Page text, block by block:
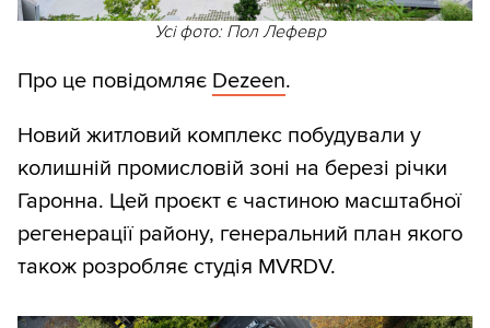
Усі фото: Пол Лефевр
Про це повідомляє Dezeen.
Новий житловий комплекс побудували у
колишній промисловій зоні на березі річки
Гаронна. Цей проєкт є частиною масштабної
регенерації району, генеральний план якого
також розробляє студія MVRDV.